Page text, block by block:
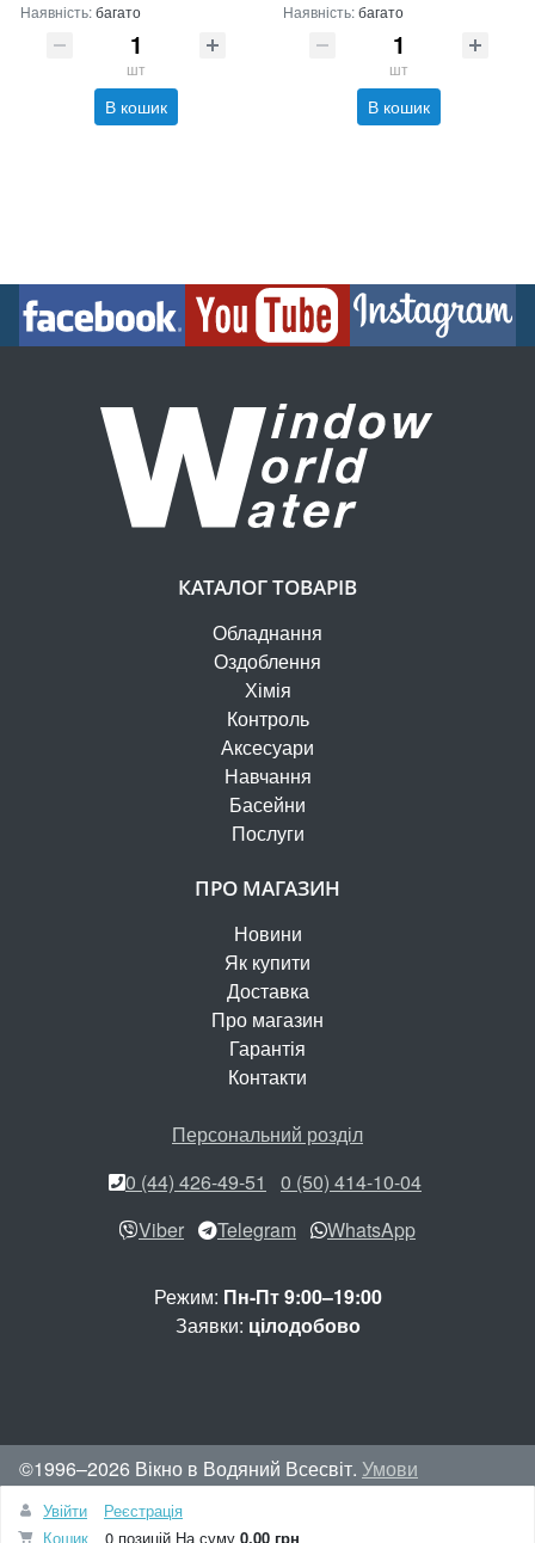
Наявність:багато
шт
В кошик
Наявність:багато
шт
В кошик
КАТАЛОГ ТОВАРІВ
Обладнання
Оздоблення
Хімія
Контроль
Аксесуари
Навчання
Басейни
Послуги
ПРО МАГАЗИН
Новини
Як купити
Доставка
Про магазин
Гарантія
Контакти
Персональний розділ
0 (44) 426-49-51
0 (50) 414-10-04
Viber
Telegram WhatsApp
Режим: Пн-Пт 9:00–19:00
Заявки: цілодобово
©1996–2026 Вікно в Водяний Всесвіт. Умови
використання сайту
Вгору
Увійти
Реєстрація
Кошик
0 позицій На суму 0.00 грн